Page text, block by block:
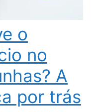
o
no
A
por trás